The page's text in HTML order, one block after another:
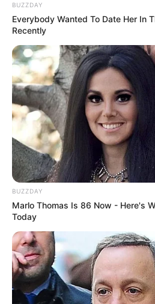
BUZZDAY
Everybody Wanted To Date Her In
Recently
BUZZDAY
Marlo Thomas Is 86 Now - Here's
Today